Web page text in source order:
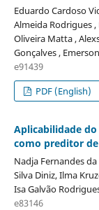
Eduardo Cardoso
Almeida Rodrigues
Oliveira Matta ,
Gonçalves ,
e91439
PDF (English)
Aplicabilidade
como preditor
Nadja Fernandes
Silva Diniz, Ilma
Isa Galvão
e83146